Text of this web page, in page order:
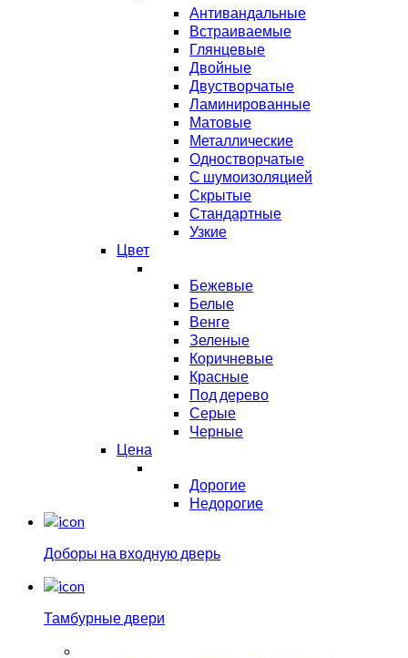
Антивандальные
Встраиваемые
Глянцевые
Двойные
Двустворчатые
Ламинированные
Матовые
Металлические
Одностворчатые
С шумоизоляцией
Скрытые
Стандартные
Узкие
Цвет
Бежевые
Белые
Венге
Зеленые
Коричневые
Красные
Под дерево
Серые
Черные
Цена
Дорогие
Недорогие
Доборы на входную дверь
Тамбурные двери